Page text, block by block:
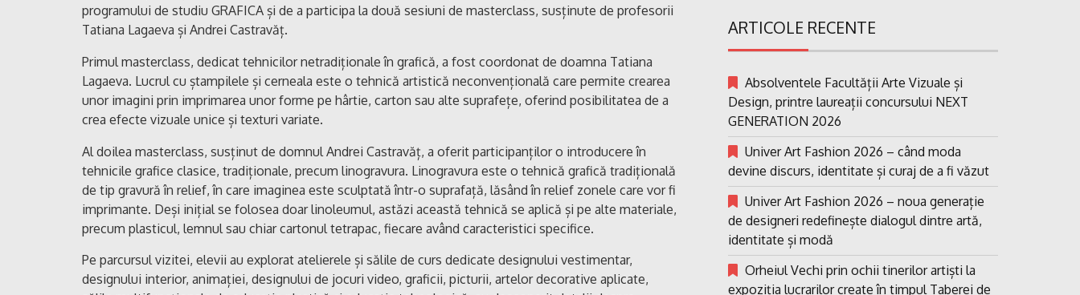
programului de studiu GRAFICA și de a participa la două sesiuni de masterclass, susținute de profesorii
Tatiana Lagaeva și Andrei Castravăț.
Primul masterclass, dedicat tehnicilor netradiționale în grafică, a fost coordonat de doamna Tatiana
Lagaeva. Lucrul cu ștampilele și cerneala este o tehnică artistică neconvențională care permite crearea
unor imagini prin imprimarea unor forme pe hârtie, carton sau alte suprafețe, oferind posibilitatea de a
crea efecte vizuale unice și texturi variate.
Al doilea masterclass, susținut de domnul Andrei Castravăț, a oferit participanților o introducere în
tehnicile grafice clasice, tradiționale, precum linogravura. Linogravura este o tehnică grafică tradițională
de tip gravură în relief, în care imaginea este sculptată într-o suprafață, lăsând în relief zonele care vor fi
imprimante. Deși inițial se folosea doar linoleumul, astăzi această tehnică se aplică și pe alte materiale,
precum plasticul, lemnul sau chiar cartonul tetrapac, fiecare având caracteristici specifice.
Pe parcursul vizitei, elevii au explorat atelierele și sălile de curs dedicate designului vestimentar,
designului interior, animației, designului de jocuri video, graficii, picturii, artelor decorative aplicate,
ARTICOLE RECENTE
Absolventele Facultății Arte Vizuale și
Design, printre laureații concursului NEXT
GENERATION 2026
Univer Art Fashion 2026 – când moda
devine discurs, identitate și curaj de a fi văzut
Univer Art Fashion 2026 – noua generație
de designeri redefinește dialogul dintre artă,
identitate și modă
Orheiul Vechi prin ochii tinerilor artiști la
expoziția lucrarilor create în timpul Taberei de